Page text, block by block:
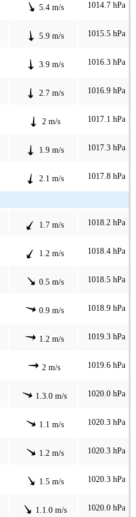
5.4 m/s 1014.7 hPa
5.9 m/s 1015.5 hPa
3.9 m/s 1016.3 hPa
2.7 m/s 1016.9 hPa
2 m/s 1017.1 hPa
1.9 m/s 1017.3 hPa
2.1 m/s 1017.8 hPa
1.7 m/s 1018.2 hPa
1.2 m/s 1018.4 hPa
0.5 m/s 1018.5 hPa
0.9 m/s 1018.9 hPa
1.2 m/s 1019.3 hPa
2 m/s 1019.6 hPa
1.3.0 m/s 1020.0 hPa
1.1 m/s 1020.3 hPa
1.2 m/s 1020.3 hPa
1.5 m/s 1020.3 hPa
1.1.0 m/s 1020.0 hPa